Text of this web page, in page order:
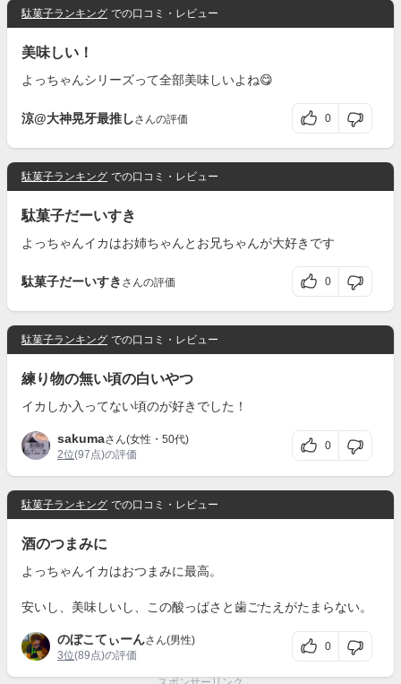
駄菓子ランキング での口コミ・レビュー
美味しい！
よっちゃんシリーズって全部美味しいよね😋
涼@大神晃牙最推しさんの評価 0
駄菓子ランキング での口コミ・レビュー
駄菓子だーいすき
よっちゃんイカはお姉ちゃんとお兄ちゃんが大好きです
駄菓子だーいすき さんの評価 0
駄菓子ランキング での口コミ・レビュー
練り物の無い頃の白いやつ
イカしか入ってない頃のが好きでした！
sakumaさん(女性・50代)
2位(97点)の評価
0
駄菓子ランキング での口コミ・レビュー
酒のつまみに
よっちゃんイカはおつまみに最高。
安いし、美味しいし、この酸っぱさと歯ごたえがたまらない。
のぼこてぃーんさん(男性)
3位(89点)の評価
0